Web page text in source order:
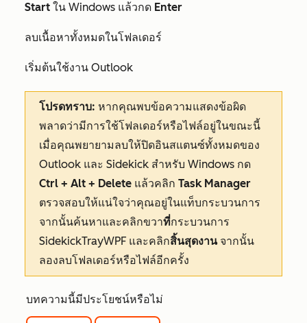
Start ใน Windows แล้วกด Enter
ลบเนื้อหาทั้งหมดในโฟลเดอร์
เริ่มต้นใช้งาน Outlook
โปรดทราบ: หากคุณพบข้อความแสดงข้อผิด
พลาดว่ามีการใช้โฟลเดอร์หรือไฟล์อยู่ในขณะนี้
เมื่อคุณพยายามลบให้ปิดอินสแตนซ์ทั้งหมดของ
Outlook และ Sidekick สำหรับ Windows กด
Ctrl + Alt + Delete แล้วคลิก Task Manager
ตรวจสอบให้แน่ใจว่าคุณอยู่ในแท็บกระบวนการ
จากนั้นค้นหาและคลิกขวาที่กระบวนการ
SidekickTrayWPF และคลิกสิ้นสุดงานจากนั้น
ลองลบโฟลเดอร์หรือไฟล์อีกครั้ง
บทความนี้มีประโยชน์หรือไม่